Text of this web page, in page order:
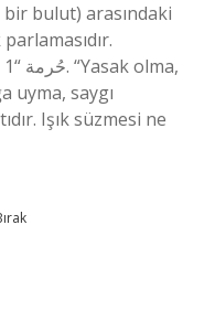
bulut) arasındaki
uyma, saygı
Işık süzmesi ne